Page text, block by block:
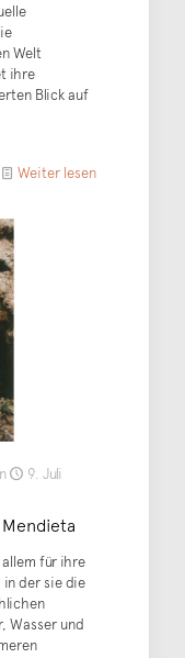
Welt
ihre
Blick auf
Weiter lesen
9. Juli
für ihre
in der sie die
Wasser und